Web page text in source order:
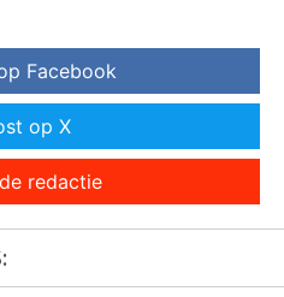
Facebook
op X
redactie